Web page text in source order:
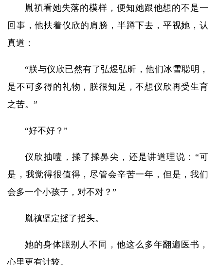
胤禛看她失落的模样，便知她跟他想的不是一
回事，他扶着仪欣的肩膀，半蹲下去，平视她，认
真道：
“朕与仪欣已然有了弘煜弘昕，他们冰雪聪明，
是不可多得的礼物，朕很知足，不想仪欣再受生育
之苦。”
“好不好？”
仪欣抽噎，揉了揉鼻尖，还是讲道理说：“可
是，我觉得很值得，尽管会辛苦一年，但是，我们
会多一个小孩子，对不对？”
胤禛坚定摇了摇头。
她的身体跟别人不同，他这么多年翻遍医书，
心里更有计较。